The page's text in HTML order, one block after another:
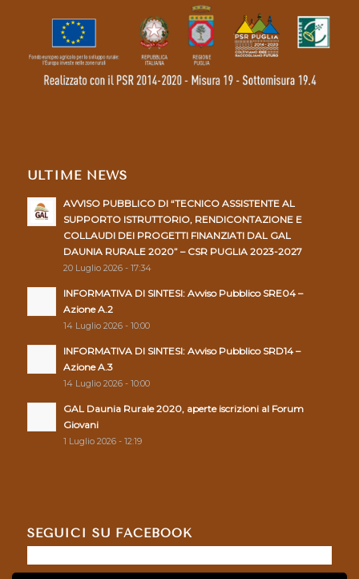
ULTIME NEWS
AVVISO PUBBLICO DI “TECNICO ASSISTENTE AL
SUPPORTO ISTRUTTORIO, RENDICONTAZIONE E
COLLAUDI DEI PROGETTI FINANZIATI DAL GAL
DAUNIA RURALE 2020” – CSR PUGLIA 2023-2027
20 Luglio 2026 - 17:34
INFORMATIVA DI SINTESI: Avviso Pubblico SRE04 –
Azione A.2
14 Luglio 2026 - 10:00
INFORMATIVA DI SINTESI: Avviso Pubblico SRD14 –
Azione A.3
14 Luglio 2026 - 10:00
GAL Daunia Rurale 2020, aperte iscrizioni al Forum
Giovani
1 Luglio 2026 - 12:19
SEGUICI SU FACEBOOK